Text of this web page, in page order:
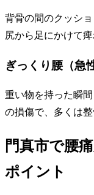
背骨の間のクッシ
尻から足にかけて
ぎっくり腰（急
重い物を持った瞬
の損傷で、多くは整
門真市で腰
ポイント